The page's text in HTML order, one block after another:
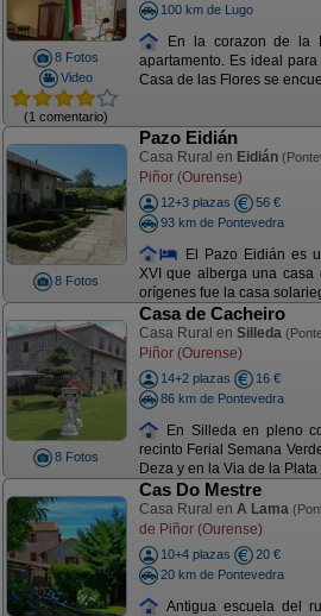
8 Fotos
Video
(1 comentario)
100 km de Lugo
En la corazon de la
apartamento. Es ideal
Casa de las Flores se
8 Fotos
Pazo Eidián
Casa Rural en Eidián
Piñor (Ourense)
12+3 plazas
56 €
93 km de Pontevedra
El Pazo Eidián es
XVI que alberga una
orígenes fue la casa
8 Fotos
Casa de Cacheiro
Casa Rural en Silleda
Piñor (Ourense)
14+2 plazas
16 €
86 km de Pontevedra
En Silleda en pleno
recinto Ferial Semana
Deza y en la Via de la Plata
Cas Do Mestre
Casa Rural en A Lama
de Piñor (Ourense)
10+4 plazas
20 €
20 km de Pontevedra
Antigua escuela del